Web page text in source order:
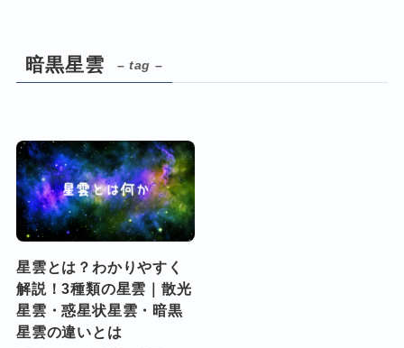
暗黒星雲 – tag –
星雲とは？わかりやすく
解説！3種類の星雲｜散光
星雲・惑星状星雲・暗黒
星雲の違いとは